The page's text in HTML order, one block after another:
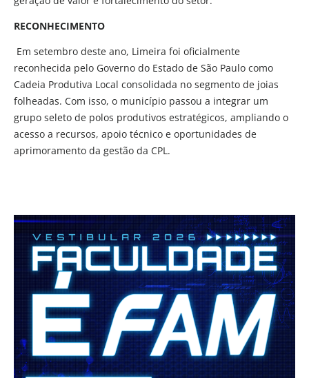
RECONHECIMENTO
Em setembro deste ano, Limeira foi oficialmente
reconhecida pelo Governo do Estado de São Paulo como
Cadeia Produtiva Local consolidada no segmento de joias
folheadas. Com isso, o município passou a integrar um
grupo seleto de polos produtivos estratégicos, ampliando o
acesso a recursos, apoio técnico e oportunidades de
aprimoramento da gestão da CPL.